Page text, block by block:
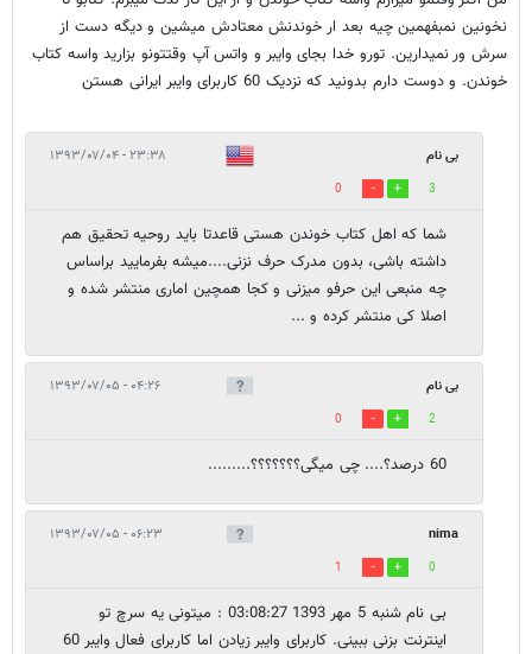
نخونین نمبفهمین چیه بعد ار خوندنش معتادش میشین و دیگه دست از
سرش ور نمیدارین. تورو خدا بجای وایبر و واتس آپ وقتتونو بزارید واسه کتاب
خوندن. و دوست دارم بدونید که نزدیک 60 کاربرای وایبر ایرانی هستن
بی نام ۲۳:۳۸ - ۱۳۹۳/۰۷/۰۴
3
0
شما که اهل کتاب خوندن هستی قاعدتا باید روحیه تحقیق هم
داشته باشی، بدون مدرک حرف نزنی....میشه بفرمایید براساس
چه منبعی این حرفو میزنی و کجا همچین اماری منتشر شده و
اصلا کی منتشر کرده و ...
بی نام ۰۴:۲۶ - ۱۳۹۳/۰۷/۰۵
2
0
60 درصد؟.... چی میگی؟؟؟؟؟؟؟.........
nima ۰۶:۲۳ - ۱۳۹۳/۰۷/۰۵
0
1
بی نام شنبه 5 مهر 1393 03:08:27 : میتونی یه سرچ تو
اینترنت بزنی ببینی. کاربرای وایبر زیادن اما کاربرای فعال وایبر 60